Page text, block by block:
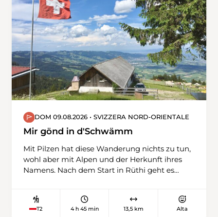
italienischen Steinarbeiter und führt über die
Piazzetta degli Emigranti zurück nach Alpnach
Dorf.
DOM 09.08.2026 • SVIZZERA NORD-ORIENTALE
Mir gönd in d'Schwämm
Mit Pilzen hat diese Wanderung nichts zu tun,
wohl aber mit Alpen und der Herkunft ihres
Namens. Nach dem Start in Rüthi geht es
tobelartige Gelände von Planggi. Im ersten Teil
der Wanderung sind 800 Höhenmeter zu
T2 4 h 45 min 13,5 km Alta